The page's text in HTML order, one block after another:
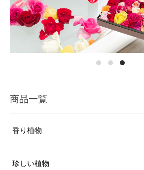
商品一覧
香り植物
珍しい植物